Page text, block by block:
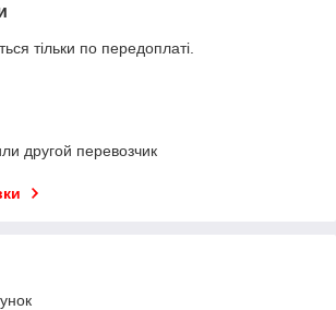
тільки по передоплаті.
другой перевозчик